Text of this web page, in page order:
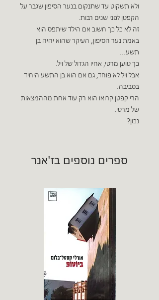
ולא תשקוט עד שתנקום בנער הסיפון שגבר על
הקפטן לפני שנים רבות.
זה לא כל כך חשוב אם הילד שיתפס הוא
באמת נער הסיפון, העיקר שהוא יהיה בן
תשע...
כך טוען מרטי, אחיו הגדול של ויל.
אבל ויל לא פוחד, גם אם הוא בן התשע היחיד
בסביבה.
הרי קפטן קרואו הוא רק עוד אחת מההמצאות
של מרטי.
נכון?
ספרים נוספים בז'אנר